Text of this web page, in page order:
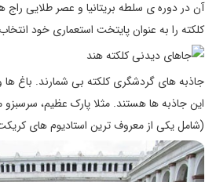
آن در دوره ی سلطه بریتانیا و عصر طلایی راج
کلکته را به عنوان پایتخت استعماری خود
جاذبه های گردشگری کلکته بی شمارند. باغ ها
این جاذبه ها هستند. مثلا پارک عظیم،
(شامل یکی از معروف ترین استادیوم های